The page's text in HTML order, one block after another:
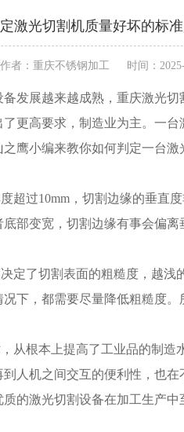
激光切割机质量好坏的标
作者：重庆不锈钢加工 时间：
展越来越成熟，重庆激光切
更高要求，制造业为主。一
鹰小编来教你如何判定一台激
过10mm，切割边缘的垂直
部变宽，切割边缘有事会偏离
了切割表面的粗糙度，越浅
下，都需要尽量降低粗糙度。
根本上提高了工业品的制造
人机之间交互的便利性，也
的激光切割设备在加工生产中